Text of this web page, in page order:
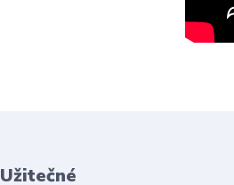
Užitečné